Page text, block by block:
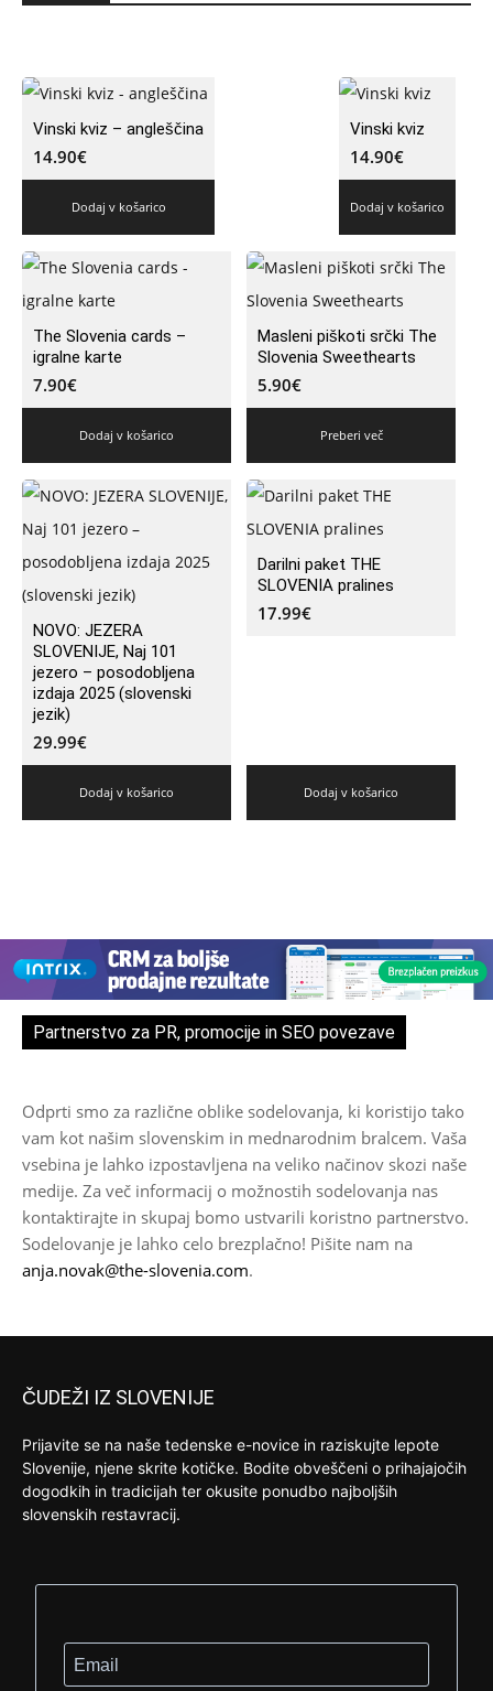
Vinski kviz – angleščina
14.90€
Dodaj v košarico
Vinski kviz
14.90€
Dodaj v košarico
The Slovenia cards –
igralne karte
7.90€
Dodaj v košarico
Masleni piškoti srčki The
Slovenia Sweethearts
5.90€
Preberi več
NOVO: JEZERA
SLOVENIJE, Naj 101
jezero – posodobljena
izdaja 2025 (slovenski
jezik)
29.99€
Dodaj v košarico
Darilni paket THE
SLOVENIA pralines
17.99€
Dodaj v košarico
Partnerstvo za PR, promocije in SEO povezave
Odprti smo za različne oblike sodelovanja, ki koristijo tako
vam kot našim slovenskim in mednarodnim bralcem. Vaša
vsebina je lahko izpostavljena na veliko načinov skozi naše
medije. Za več informacij o možnostih sodelovanja nas
kontaktirajte in skupaj bomo ustvarili koristno partnerstvo.
Sodelovanje je lahko celo brezplačno! Pišite nam na
anja.novak@the-slovenia.com.
ČUDEŽI IZ SLOVENIJE
Prijavite se na naše tedenske e-novice in raziskujte lepote
Slovenije, njene skrite kotičke. Bodite obveščeni o prihajajočih
dogodkih in tradicijah ter okusite ponudbo najboljših
slovenskih restavracij.